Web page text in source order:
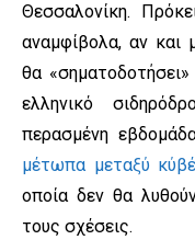
Θεσσαλονίκη.
αναμφίβολα, αν και
θα
ελληνικό
περασμένη
μέτωπα μεταξύ
οποία δεν θα
τους σχέσεις.